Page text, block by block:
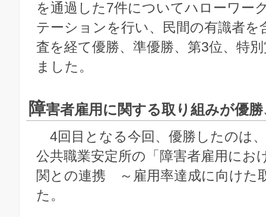
を通過した7件についてハローワー
テーションを行い、民間の有識者を
査を経て優勝、準優勝、第3位、特
ました。
障害者雇用に関する取り組みが優
4回目となる今回、優勝したのは
公共職業安定所の「障害者雇用にお
関との連携 ～雇用率達成に向けた
た。